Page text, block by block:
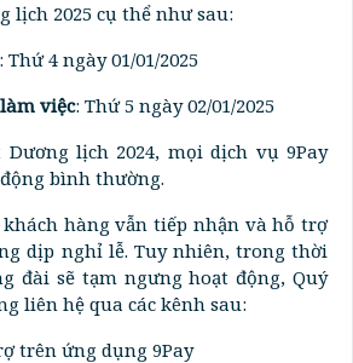
lịch 2025 cụ thể như sau:
: Thứ 4 ngày 01/01/2025
việc: Thứ 5 ngày 02/01/2025
lịch 2024, mọi dịch vụ 9Pay
bình thường.
khách hàng vẫn tiếp nhận và hỗ trợ
dịp nghỉ lễ. Tuy nhiên, trong thời
đài sẽ tạm ngưng hoạt động, Quý
liên hệ qua các kênh sau:
trên ứng dụng 9Pay